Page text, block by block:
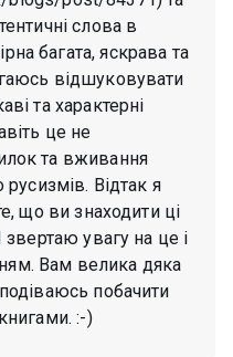
слова в
багата, яскрава та
відшуковувати
та характерні
це не
та вживання
русизмів. Відтак я
що ви знаходити ці
звертаю увагу на це і
Вам велика дяка
побачити
:-)